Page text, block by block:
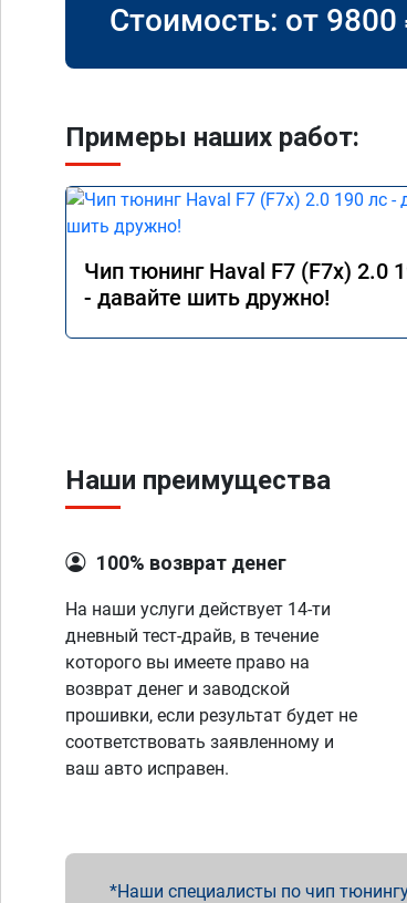
Стоимость: от 9800
Примеры наших работ:
Чип тюнинг Haval F7 (F7x) 2.0
- давайте шить дружно!
Наши преимущества
100% возврат денег
На наши услуги действует 14-ти
дневный тест-драйв, в течение
которого вы имеете право на
возврат денег и заводской
прошивки, если результат будет не
соответствовать заявленному и
ваш авто исправен.
Наши специалисты по чип